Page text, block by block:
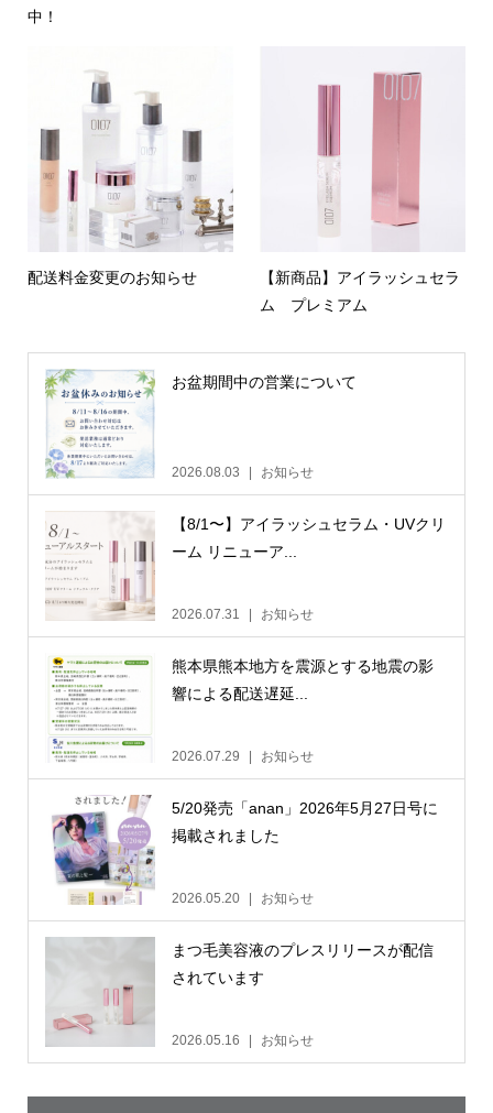
中！
配送料金変更のお知らせ
【新商品】アイラッシュセラ
ム プレミアム
お盆期間中の営業について
2026.08.03 お知らせ
【8/1〜】アイラッシュセラム・UVクリ
ーム リニューア...
2026.07.31 お知らせ
熊本県熊本地方を震源とする地震の影
響による配送遅延...
2026.07.29 お知らせ
5/20発売「anan」2026年5月27日号に
掲載されました
2026.05.20 お知らせ
まつ毛美容液のプレスリリースが配信
されています
2026.05.16 お知らせ